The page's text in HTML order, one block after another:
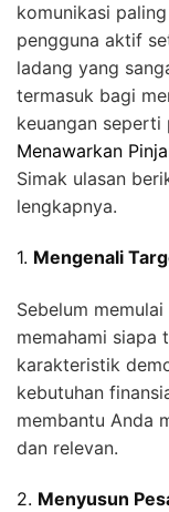
komunikasi
pengguna aktif
ladang yang
termasuk bagi
keuangan seperti
Menawarkan
Simak ulasan
lengkapnya.
1. Mengenali
Sebelum
memahami siapa
karakteristik
kebutuhan
membantu Anda
dan relevan.
2. Menyusun